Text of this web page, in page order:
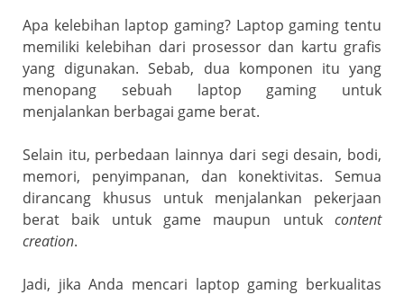
Apa kelebihan laptop gaming? Laptop gaming tentu
memiliki kelebihan dari prosessor dan kartu grafis
yang digunakan. Sebab, dua komponen itu yang
menopang sebuah laptop gaming untuk
menjalankan berbagai game berat.
Selain itu, perbedaan lainnya dari segi desain, bodi,
memori, penyimpanan, dan konektivitas. Semua
dirancang khusus untuk menjalankan pekerjaan
berat baik untuk game maupun untuk content
creation.
Jadi, jika Anda mencari laptop gaming berkualitas